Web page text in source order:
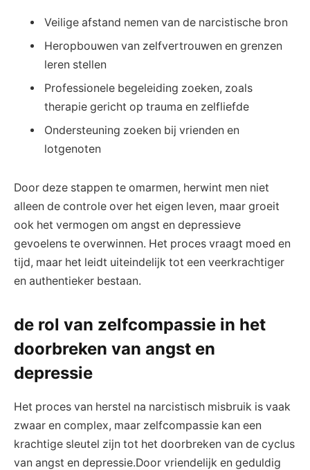
Veilige afstand nemen van de narcistische bron
Heropbouwen van zelfvertrouwen en grenzen
leren stellen
Professionele begeleiding zoeken, zoals
therapie gericht op trauma en zelfliefde
Ondersteuning zoeken bij vrienden en
lotgenoten
Door deze stappen te omarmen, herwint men niet
alleen de controle over het eigen leven, maar groeit
ook het vermogen om angst en depressieve
gevoelens te overwinnen. Het proces vraagt moed en
tijd, maar het leidt uiteindelijk tot een veerkrachtiger
en authentieker bestaan.
de rol van zelfcompassie in het
doorbreken van angst en
depressie
Het proces van herstel na narcistisch misbruik is vaak
zwaar en complex, maar zelfcompassie kan een
krachtige sleutel zijn tot het doorbreken van de cyclus
van angst en depressie.Door vriendelijk en geduldig